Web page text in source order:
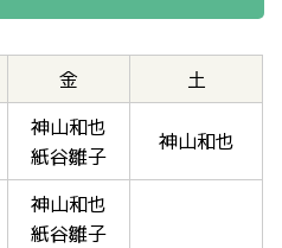
金
土
神山和也
紙谷雛子
神山和也
神山和也
紙谷雛子